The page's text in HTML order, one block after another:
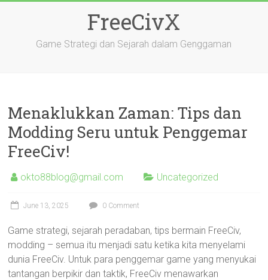
FreeCivX
Game Strategi dan Sejarah dalam Genggaman
Menaklukkan Zaman: Tips dan
Modding Seru untuk Penggemar
FreeCiv!
okto88blog@gmail.com Uncategorized
June 13, 2025 0 Comment
Game strategi, sejarah peradaban, tips bermain FreeCiv,
modding – semua itu menjadi satu ketika kita menyelami
dunia FreeCiv. Untuk para penggemar game yang menyukai
tantangan berpikir dan taktik, FreeCiv menawarkan